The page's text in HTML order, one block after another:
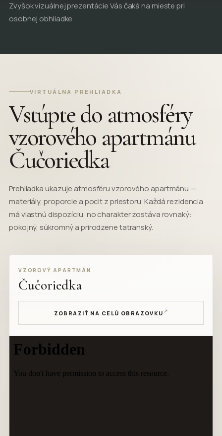
Zvyšok vizuálnej prezentácie Vás čaká na mieste pri
osobnej obhliadke.
VIRTUÁLNA PREHLIADKA
Vstúpte do atmosféry
vzorového apartmánu
Čučoriedka
Prehliadka ukazuje atmosféru vzorového apartmánu —
materiály, proporcie a pocit z priestoru. Každá rezidencia
má vlastnú dispozíciu, no charakter zostáva rovnaký:
pokojný, súkromný a prirodzene tatranský.
VZOROVÝ APARTMÁN
Čučoriedka
ZOBRAZIŤ NA CELÚ OBRAZOVKU ↗